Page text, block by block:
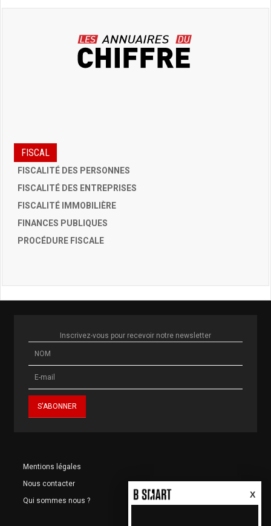
FISCAL
FISCALITÉ DES PERSONNES
FISCALITÉ DES ENTREPRISES
FISCALITÉ IMMOBILIÈRE
FINANCES PUBLIQUES
PROCÉDURE FISCALE
Inscrivez-vous pour recevoir notre newsletter
Mentions légales
Nous contacter
Qui sommes nous ?
X